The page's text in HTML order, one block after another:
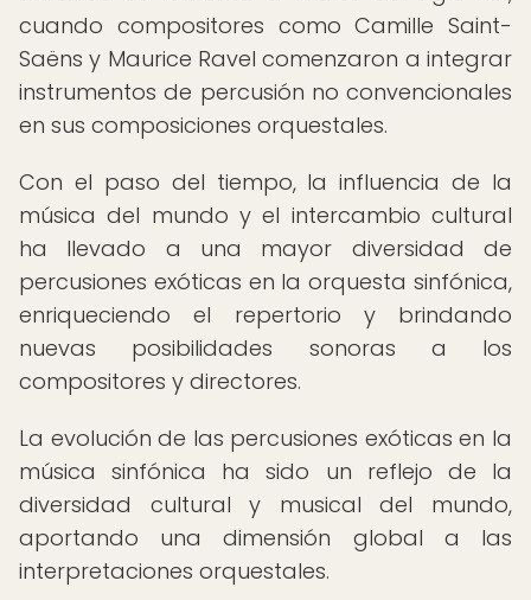
cuando compositores como Camille Saint-
Saëns y Maurice Ravel comenzaron a integrar
instrumentos de percusión no convencionales
en sus composiciones orquestales.
Con el paso del tiempo, la influencia de la
música del mundo y el intercambio cultural
ha llevado a una mayor diversidad de
percusiones exóticas en la orquesta sinfónica,
enriqueciendo el repertorio y brindando
nuevas posibilidades sonoras a los
compositores y directores.
La evolución de las percusiones exóticas en la
música sinfónica ha sido un reflejo de la
diversidad cultural y musical del mundo,
aportando una dimensión global a las
interpretaciones orquestales.